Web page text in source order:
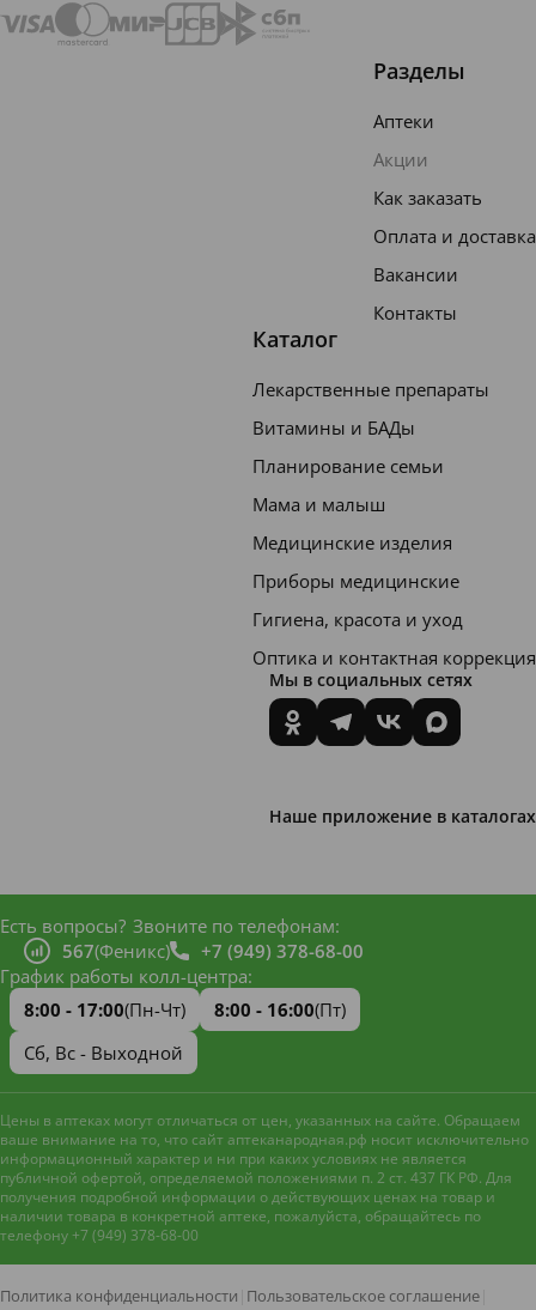
Разделы
Аптеки
Акции
Как заказать
Оплата и доставка
Вакансии
Контакты
Каталог
Лекарственные препараты
Витамины и БАДы
Планирование семьи
Мама и малыш
Медицинские изделия
Приборы медицинские
Гигиена, красота и уход
Оптика и контактная коррекция
Мы в социальных сетях
Наше приложение в каталогах
Есть вопросы? Звоните по телефонам:
567(Феникс)
+7 (949) 378-68-00
График работы колл-центра:
8:00 - 17:00(Пн-Чт) 8:00 - 16:00(Пт)
Сб, Вс - Выходной
Цены в аптеках могут отличаться от цен, указанных на сайте. Обращаем
ваше внимание на то, что сайт аптеканародная.рф носит исключительно
информационный характер и ни при каких условиях не является
публичной офертой, определяемой положениями п. 2 ст. 437 ГК РФ. Для
получения подробной информации о действующих ценах на товар и
наличии товара в конкретной аптеке, пожалуйста, обращайтесь по
телефону +7 (949) 378-68-00
Политика конфиденциальности Пользовательское соглашение
Наш сайт использует файлы
улучшения работы и анализа